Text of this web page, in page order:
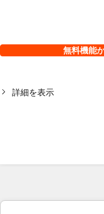
無料機能
詳細を表示